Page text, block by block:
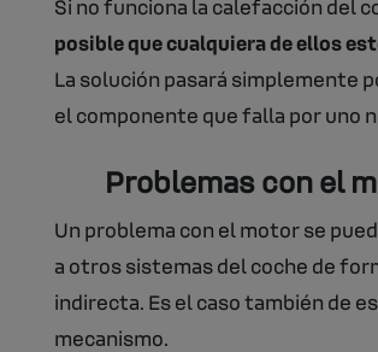
Si no funciona la calefacción del
posible que cualquiera de ellos
La solución pasará simplemente
el componente que falla por uno
Problemas con el
Un problema con el motor se
a otros sistemas del coche de
indirecta. Es el caso también de
mecanismo.